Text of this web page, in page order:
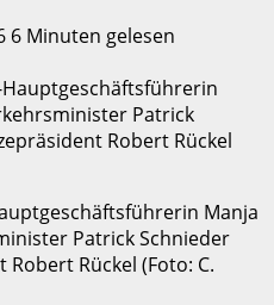
6 Minuten gelesen
Manja
Patrick Schnieder
Robert Rückel (Foto: C.